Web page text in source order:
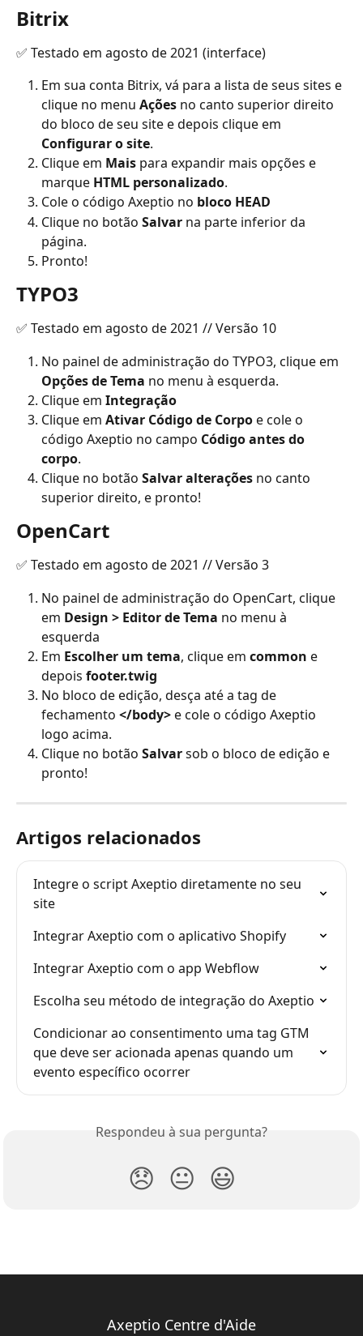
Bitrix
✅ Testado em agosto de 2021 (interface)
Em sua conta Bitrix, vá para a lista de seus sites e
clique no menu Ações no canto superior direito
do bloco de seu site e depois clique em
Configurar o site.
Clique em Mais para expandir mais opções e
marque HTML personalizado.
Cole o código Axeptio no bloco HEAD
Clique no botão Salvar na parte inferior da
página.
Pronto!
TYPO3
✅ Testado em agosto de 2021 // Versão 10
No painel de administração do TYPO3, clique em
Opções de Tema no menu à esquerda.
Clique em Integração
Clique em Ativar Código de Corpo e cole o
código Axeptio no campo Código antes do
corpo.
Clique no botão Salvar alterações no canto
superior direito, e pronto!
OpenCart
✅ Testado em agosto de 2021 // Versão 3
No painel de administração do OpenCart, clique
em Design > Editor de Tema no menu à
esquerda
Em Escolher um tema, clique em common e
depois footer.twig
No bloco de edição, desça até a tag de
fechamento </body> e cole o código Axeptio
logo acima.
Clique no botão Salvar sob o bloco de edição e
pronto!
Artigos relacionados
Integre o script Axeptio diretamente no seu
site
Integrar Axeptio com o aplicativo Shopify
Integrar Axeptio com o app Webflow
Escolha seu método de integração do Axeptio
Condicionar ao consentimento uma tag GTM
que deve ser acionada apenas quando um
evento específico ocorrer
Respondeu à sua pergunta?
😞 😐 😃
Axeptio Centre d'Aide